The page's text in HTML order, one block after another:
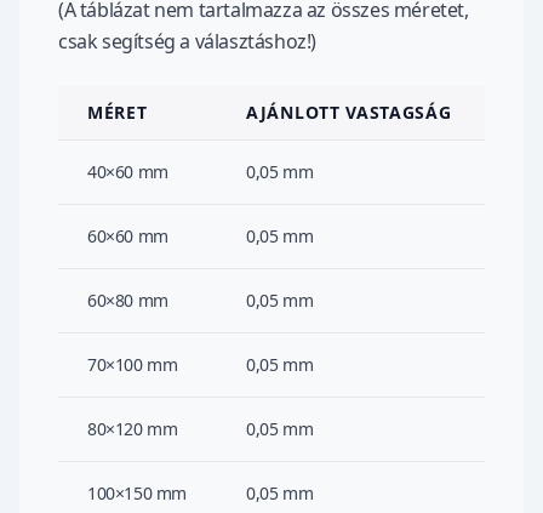
(A táblázat nem tartalmazza az összes méretet,
csak segítség a választáshoz!)
MÉRET AJÁNLOTT VASTAGSÁG
40×60 mm 0,05 mm
60×60 mm 0,05 mm
60×80 mm 0,05 mm
70×100 mm 0,05 mm
80×120 mm 0,05 mm
100×150 mm 0,05 mm